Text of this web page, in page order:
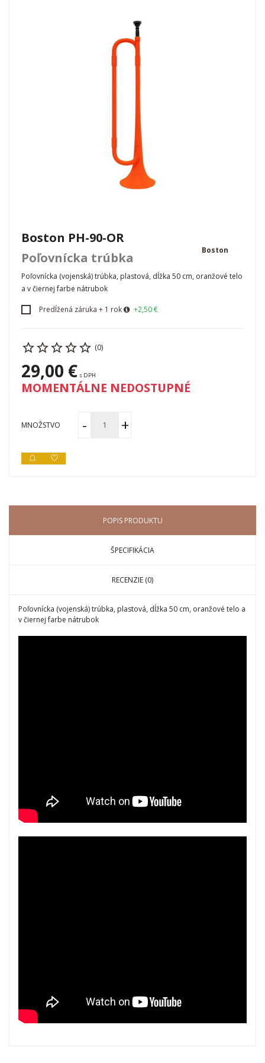
Boston PH-90-OR
Poľovnícka trúbka
Boston
Poľovnícka (vojenská) trúbka, plastová, dĺžka 50 cm, oranžové telo
a v čiernej farbe nátrubok
Predĺžená záruka + 1 rok +2,50 €
(0)
29,00 € s DPH
MOMENTÁLNE NEDOSTUPNÉ
MNOŽSTVO
POPIS PRODUKTU
ŠPECIFIKÁCIA
RECENZIE (0)
Poľovnícka (vojenská) trúbka, plastová, dĺžka 50 cm, oranžové telo a
v čiernej farbe nátrubok